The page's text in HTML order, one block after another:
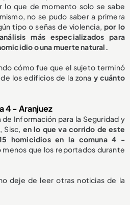
lo que de momento solo se sabe
no se pudo saber a primera
tipo o señas de violencia, por lo
más especializados para
o una muerte natural.
cómo fue que el sujeto terminó
los edificios de la zona y cuánto
4 - Aranjuez
Información para la Seguridad y
Sisc, en lo que va corrido de este
homicidios en la comuna 4 -
menos que los reportados durante
deje de leer otras noticias de la